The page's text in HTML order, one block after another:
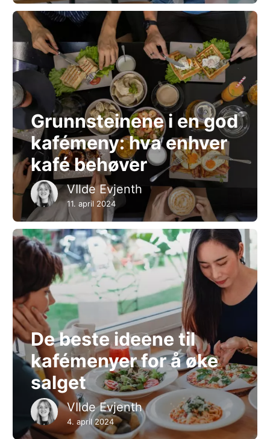
Grunnsteinene i en god
kafémeny: hva enhver
kafé behøver
VIlde Evjenth
11. april 2024
De beste ideene til
kafémenyer for å øke
salget
VIlde Evjenth
4. april 2024